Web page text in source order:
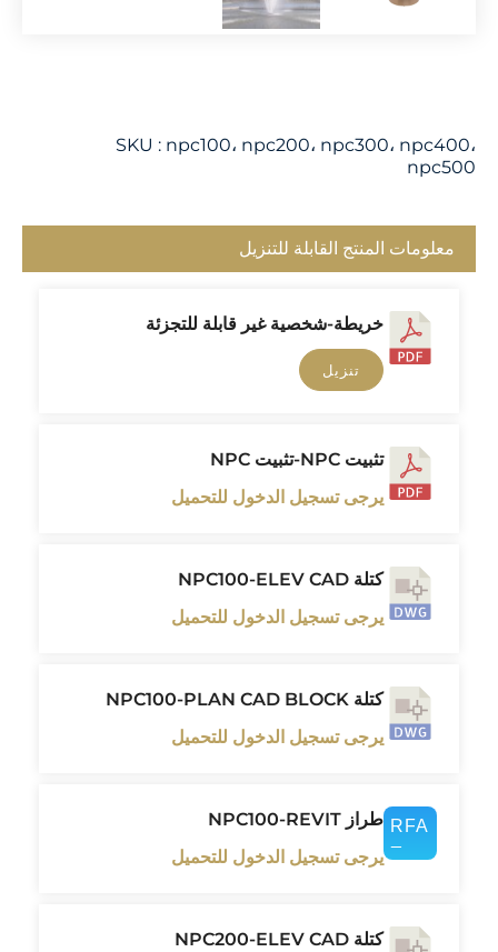
SKU : npc100، npc200، npc300، npc400،
npc500
معلومات المنتج القابلة للتنزيل
خريطة-شخصية غير قابلة للتجزئة
تنزيل
تثبيت NPC-تثبيت NPC
يرجى تسجيل الدخول للتحميل
كتلة NPC100-ELEV CAD
يرجى تسجيل الدخول للتحميل
كتلة NPC100-PLAN CAD BLOCK
يرجى تسجيل الدخول للتحميل
طراز NPC100-REVIT
يرجى تسجيل الدخول للتحميل
كتلة NPC200-ELEV CAD